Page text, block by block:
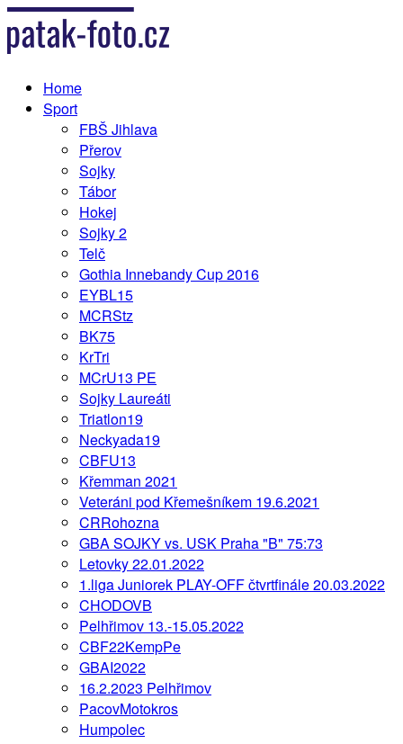
Home
Sport
FBŠ Jihlava
Přerov
Sojky
Tábor
Hokej
Sojky 2
Telč
Gothia Innebandy Cup 2016
EYBL15
MCRStz
BK75
KrTri
MCrU13 PE
Sojky Laureáti
Triatlon19
Neckyada19
CBFU13
Křemman 2021
Veteráni pod Křemešníkem 19.6.2021
CRRohozna
GBA SOJKY vs. USK Praha "B" 75:73
Letovky 22.01.2022
1.liga Juniorek PLAY-OFF čtvrtfinále 20.03.2022
CHODOVB
Pelhřimov 13.-15.05.2022
CBF22KempPe
GBAI2022
16.2.2023 Pelhřimov
PacovMotokros
Humpolec